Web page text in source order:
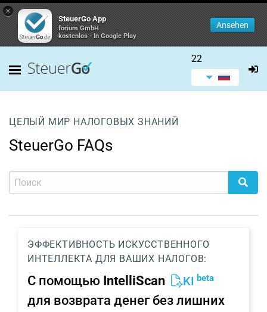
×
SteuerGo App
forium GmbH
kostenlos - In Google Play
Ansehen
22
ЦЕЛЫЙ МИР НАЛОГОВЫХ ЗНАНИЙ
SteuerGo FAQs
ЭФФЕКТИВНОСТЬ ИСКУССТВЕННОГО
ИНТЕЛЛЕКТА ДЛЯ ВАШИХ НАЛОГОВ:
С помощью IntelliScan KI beta
для возврата денег без лишних